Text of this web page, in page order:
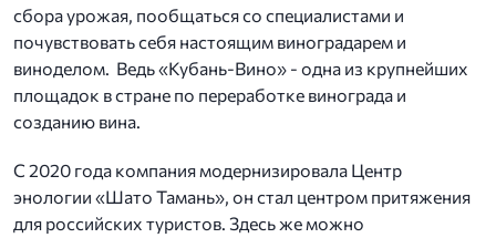
сбора урожая, пообщаться со специалистами и
почувствовать себя настоящим виноградарем и
виноделом. Ведь «Кубань-Вино» - одна из крупнейших
площадок в стране по переработке винограда и
созданию вина.
С 2020 года компания модернизировала Центр
энологии «Шато Тамань», он стал центром притяжения
для российских туристов. Здесь же можно